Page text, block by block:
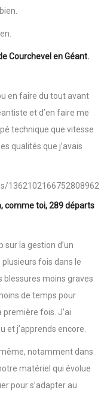
Courchevel en Géant.
en faire du tout avant
et d’en faire me
technique que vitesse
qualités que j’avais
1362102166752808962
comme toi, 289 départs
sur la gestion d’un
plusieurs fois dans le
blessures moins graves
de temps pour
première fois. J’ai
et j’apprends encore.
notamment dans
matériel qui évolue
pour s’adapter au